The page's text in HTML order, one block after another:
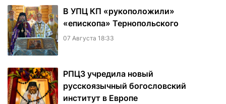
В УПЦ КП «рукоположили»
«епископа» Тернопольского
07 Августа 18:33
РПЦЗ учредила новый
русскоязычный богословский
институт в Европе